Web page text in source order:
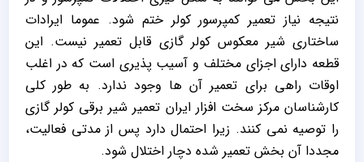
نتیجه نیاز تعمیر کمپرسور کولر ختم شود. عموما ایرادات
ساختاری شیر معکوس کولر گازی قابل تعمیر نیست. این
قطعه دارای اجزای مختلف و آسیب پذیری است که در اغلب
اوقات راهی برای تعمیر آن ها وجود ندارد. به طور کلی
کارشناسان مرکز سخت افزار ایران تعمیر شیر برقی کولر گازی
را توصیه نمی کنند. زیرا احتمال دارد پس از مدتی فعالیت،
مجددا آن بخش تعمیر شده دچار اختلال شود.